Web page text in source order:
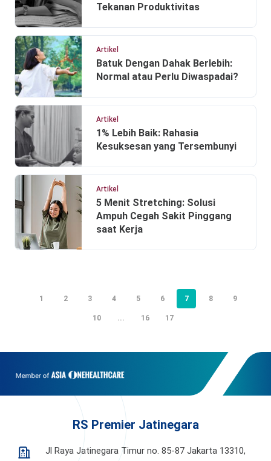
Tekanan Produktivitas
Artikel
Batuk Dengan Dahak Berlebih:
Normal atau Perlu Diwaspadai?
Artikel
1% Lebih Baik: Rahasia
Kesuksesan yang Tersembunyi
Artikel
5 Menit Stretching: Solusi
Ampuh Cegah Sakit Pinggang
saat Kerja
1 2 3 4 5 6 7 8 9
10 ... 16 17
RS Premier Jatinegara
Jl Raya Jatinegara Timur no. 85-87 Jakarta 13310,